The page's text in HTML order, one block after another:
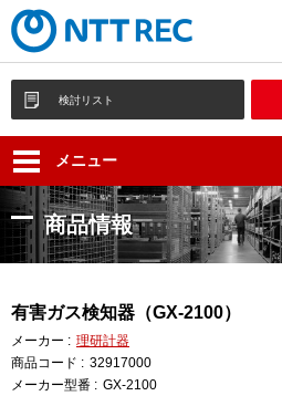
検討リスト
メニュー
商品情報
有害ガス検知器（GX-2100）
メーカー : 理研計器
商品コード : 32917000
メーカー型番 : GX-2100